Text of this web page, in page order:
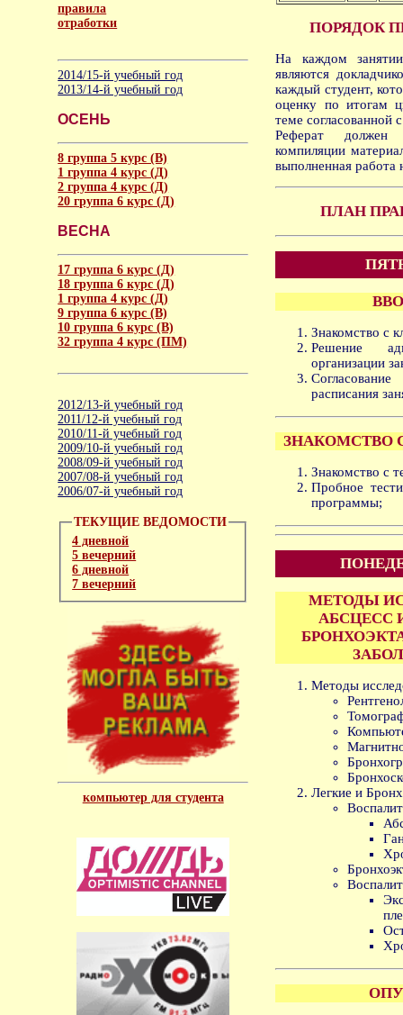
правила
отработки
2014/15-й учебный год
2013/14-й учебный год
ОСЕНЬ
8 группа 5 курс (В)
1 группа 4 курс (Д)
2 группа 4 курс (Д)
20 группа 6 курс (Д)
ВЕСНА
17 группа 6 курс (Д)
18 группа 6 курс (Д)
1 группа 4 курс (Д)
9 группа 6 курс (В)
10 группа 6 курс (В)
32 группа 4 курс (ПМ)
2012/13-й учебный год
2011/12-й учебный год
2010/11-й учебный год
2009/10-й учебный год
2008/09-й учебный год
2007/08-й учебный год
2006/07-й учебный год
ТЕКУЩИЕ ВЕДОМОСТИ
4 дневной
5 вечерний
6 дневной
7 вечерний
компьютер для студента
ПОРЯДОК
На каждом
являются
каждый студент,
оценку по итогам
теме согласованной
Реферат должен
компиляции
выполненная работа
ПЛАН
Знакомство с
Решение
организации
расписания
ЗНАКОМСТВО
Знакомство с
Пробное
программы;
МЕТОДЫ
АБСЦЕСС
Методы
Легкие и